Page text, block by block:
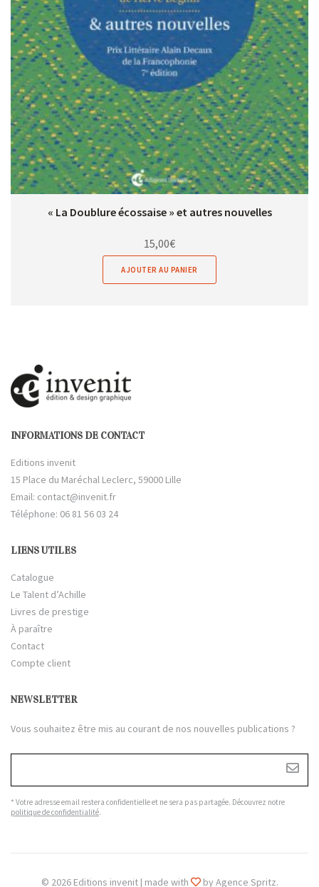
« La Doublure écossaise » et autres nouvelles
15,00€
AJOUTER AU PANIER
INFORMATIONS DE CONTACT
Editions invenit
15 Place du Maréchal Leclerc, 59000 Lille
Email: contact@invenit.fr
Téléphone: 06 81 56 03 24
LIENS UTILES
Catalogue
Le Talent d’Achille
Livres de prestige
À paraître
Contact
Compte client
NEWSLETTER
Vous souhaitez être mis au courant de nos nouvelles publications ?
* Votre adresse email restera confidentielle et ne sera pas partagée. Découvrez notre
politique de confidentialité.
© 2026 Editions invenit | made with by Agence Spritz.